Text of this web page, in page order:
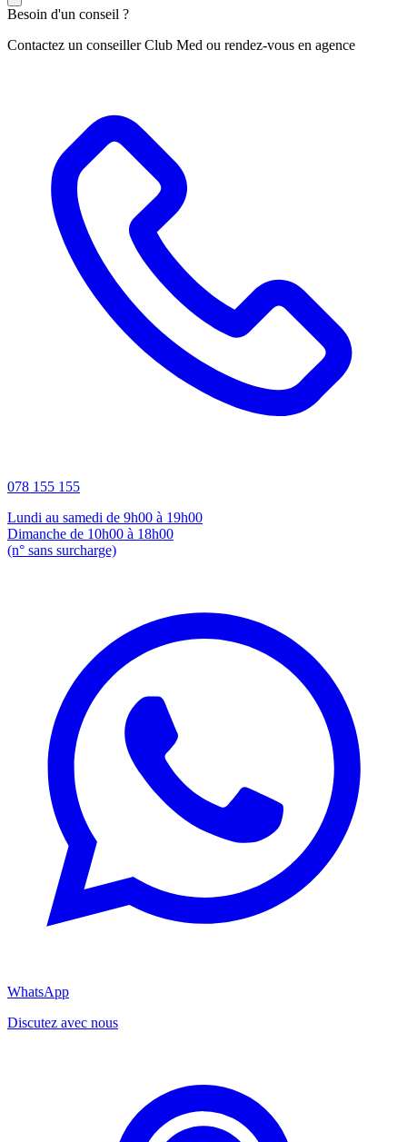
Besoin d'un conseil ?
Contactez un conseiller Club Med ou rendez-vous en agence
078 155 155
Lundi au samedi de 9h00 à 19h00
Dimanche de 10h00 à 18h00
(n° sans surcharge)
WhatsApp
Discutez avec nous